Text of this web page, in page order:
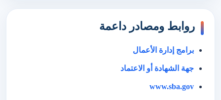
روابط ومصادر داعمة
برامج إدارة الأعمال
جهة الشهادة أو الاعتماد
www.sba.gov